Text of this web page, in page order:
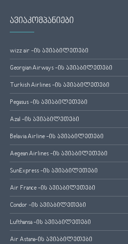
ავიაკომპანიები
wizz air -ის ავიაბილეთები
Georgian Airways -ის ავიაბილეთები
Turkish Airlines -ის ავიაბილეთები
Pegasus -ის ავიაბილეთები
Azal -ის ავიაბილეთები
Belavia Airline -ის ავიაბილეთები
Aegean Airlines -ის ავიაბილეთები
SunExpress -ის ავიაბილეთები
Air France -ის ავიაბილეთები
Condor -ის ავიაბილეთები
Lufthansa -ის ავიაბილეთები
Air Astana-ის ავიაბილეთები